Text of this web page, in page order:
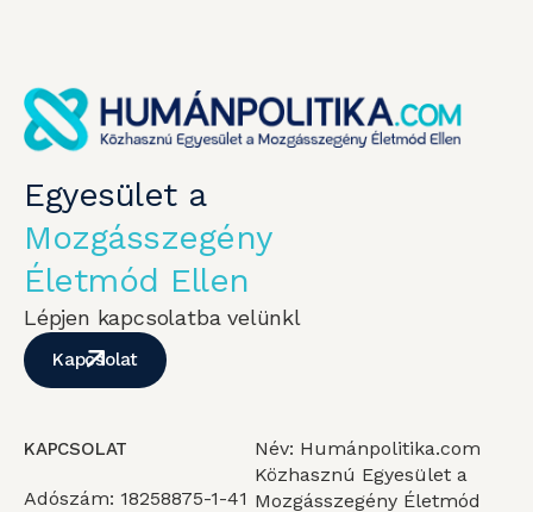
Egyesület a
Mozgásszegény
Életmód Ellen
Lépjen kapcsolatba velünkl
Kapcsolat
KAPCSOLAT
Adószám: 18258875-1-41
Név: Humánpolitika.com
Közhasznú Egyesület a
Mozgásszegény Életmód